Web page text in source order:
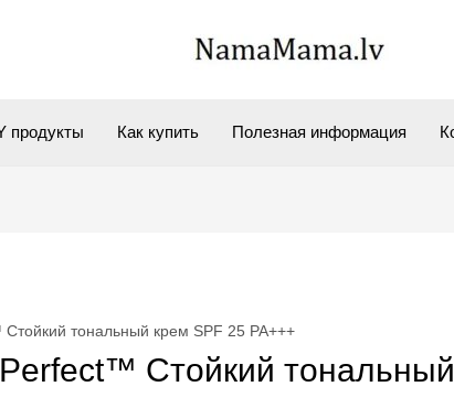
продукты Как купить Полезная информация
тональный крем SPF 25 PA+++
Стойкий